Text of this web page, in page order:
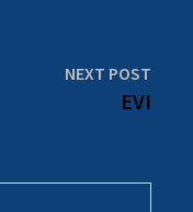
NEXT POSTNext
post:
EVI